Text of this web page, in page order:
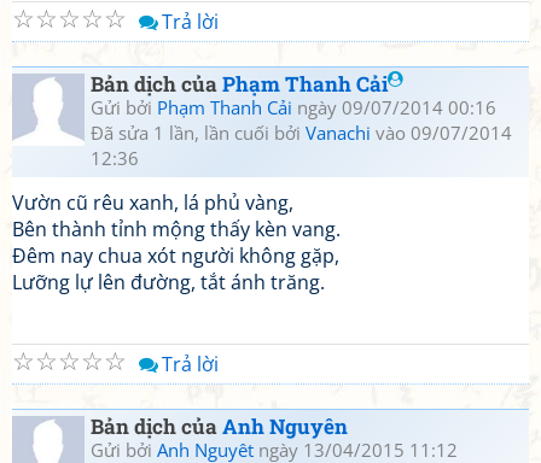
☆
☆
☆
☆
☆ Trả lời
Bản dịch củaPhạm Thanh Cải
Gửi bởi Phạm Thanh Cải ngày 09/07/2014 00:16
Đã sửa 1 lần, lần cuối bởi Vanachi vào 09/07/2014
12:36
Vườn cũ rêu xanh, lá phủ vàng,
Bên thành tỉnh mộng thấy kèn vang.
Đêm nay chua xót người không gặp,
Lưỡng lự lên đường, tắt ánh trăng.
☆
☆
☆
☆
☆ Trả lời
Bản dịch củaAnh Nguyên
Gửi bởi Anh Nguyêt ngày 13/04/2015 11:12